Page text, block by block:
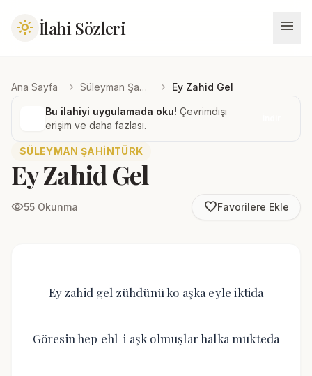
light_mode İlahi Sözleri menu
Ana Sayfa chevron_right Süleyman Şahintürk chevron_right Ey Zahid Gel
Bu ilahiyi uygulamada oku! Çevrimdışı
erişim ve daha fazlası.
SÜLEYMAN ŞAHINTÜRK
Ey Zahid Gel
visibility55 Okunma favorite_borderFavorilere Ekle
Ey zahid gel zühdünü ko aşka eyle iktida
Göresin hep ehl-i aşk olmuşlar halka mukteda